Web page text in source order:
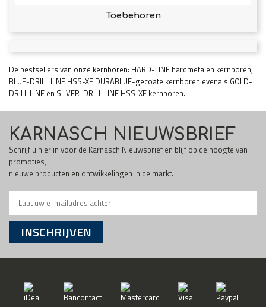
Toebehoren
De bestsellers van onze kernboren: HARD-LINE hardmetalen kernboren,
BLUE-DRILL LINE HSS-XE DURABLUE-gecoate kernboren evenals GOLD-
DRILL LINE en SILVER-DRILL LINE HSS-XE kernboren.
KARNASCH NIEUWSBRIEF
Schrijf u hier in voor de Karnasch Nieuwsbrief en blijf op de hoogte van
promoties,
nieuwe producten en ontwikkelingen in de markt.
INSCHRIJVEN